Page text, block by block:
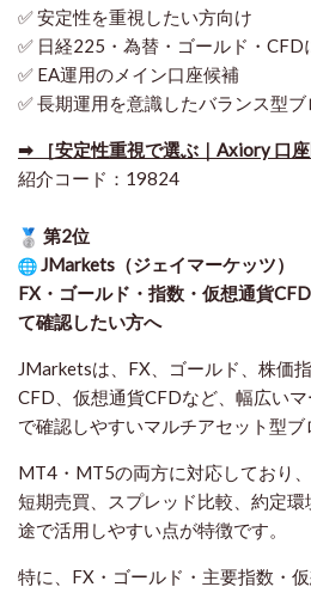
✅ 安定性を重視したい方向け
✅ 日経225・為替・ゴールド・CFD
✅ EA運用のメイン口座候補
✅ 長期運用を意識したバランス型ブ
➡ ［安定性重視で選ぶ｜Axiory 口座
紹介コード：19824
第2位
JMarkets（ジェイマーケッツ）
FX・ゴールド・指数・仮想通貨
て確認したい方へ
JMarketsは、FX、ゴールド、株価
CFD、仮想通貨CFDなど、幅広い
で確認しやすいマルチアセット型ブ
MT4・MT5の両方に対応しており、
短期売買、スプレッド比較、約定
途で活用しやすい点が特徴です。
特に、FX・ゴールド・主要指数・